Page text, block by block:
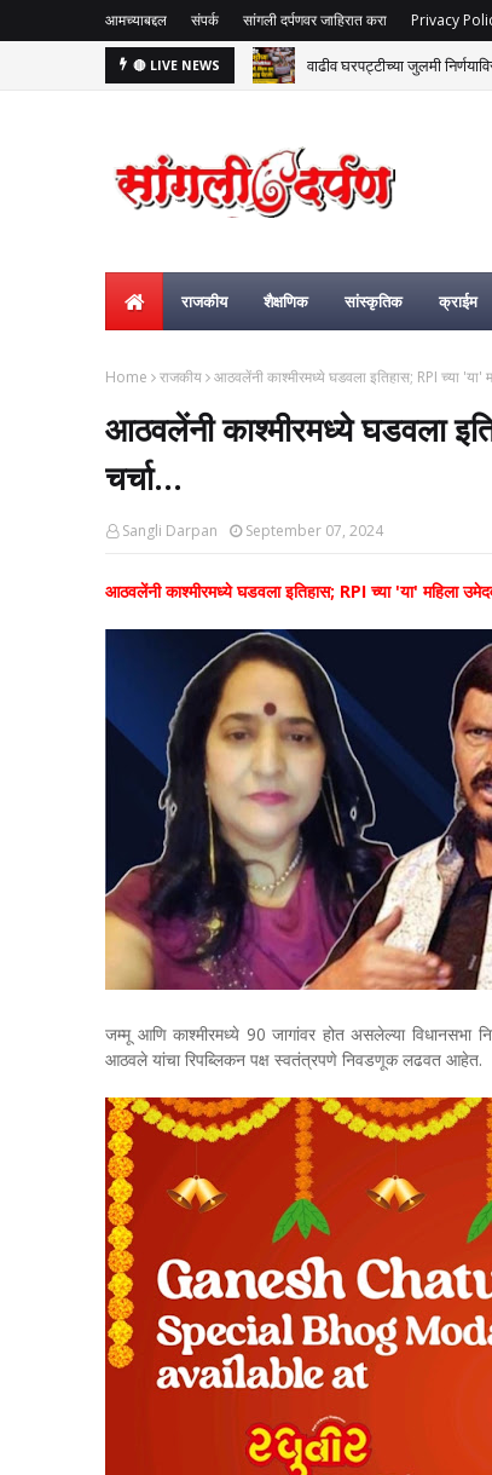
आमच्याबद्दल संपर्क सांगली दर्पणवर जाहिरात करा Privacy
🔴 LIVE NEWS वाढीव घरपट्टीच्या जुलमी
राजकीय शैक्षणिक सांस्कृतिक क्राईम
Home राजकीय आठवलेंनी काश्मीरमध्ये घडवला इतिहास; RPI च्या 'या'
आठवलेंनी काश्मीरमध्ये घडवला
चर्चा...
Sangli Darpan September 07, 2024
आठवलेंनी काश्मीरमध्ये घडवला इतिहास; RPI च्या 'या' महिला
जम्मू आणि काश्मीरमध्ये 90 जागांवर होत असलेल्या विधानसभा
आठवले यांचा रिपब्लिकन पक्ष स्वतंत्रपणे निवडणूक लढवत आहेत.